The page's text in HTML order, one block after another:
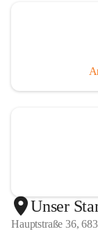
Unser
Hauptstraße 36,